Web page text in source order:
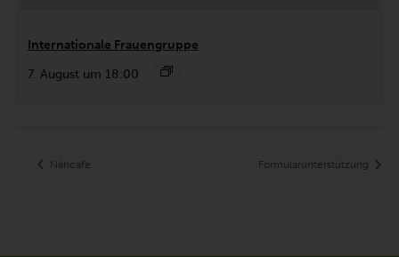
Internationale Frauengruppe
7. August um 18:00
Nähcafé Formularunterstützung